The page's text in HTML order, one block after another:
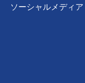
ソーシャルメディア